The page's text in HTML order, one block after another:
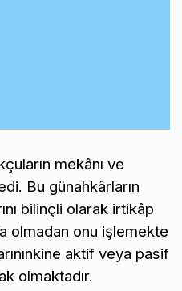
mekânı ve
Bu günahkârların
bilinçli olarak irtikâp
olmadan onu işlemekte
aktif veya pasif
olmaktadır.